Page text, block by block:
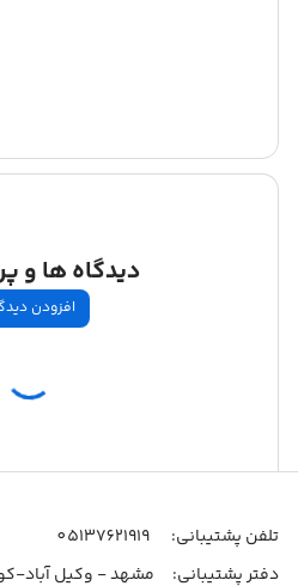
دیدگاه ها و
افزودن
اطلاعات تماس
تلفن پشتیبانی:
05137621919
دفتر پشتیبانی: